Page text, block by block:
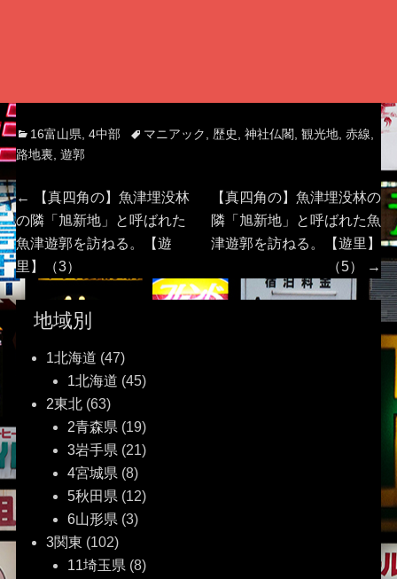
Categories
16富山県 4中部 Tagsマニアック 歴史 神社仏閣 観光地, 赤線
路地裏 遊郭
投
稿
ナ
ビ
ゲ
ー
シ
ョ
ン
←
Previous
post:
【真四角の】魚津埋没林
の隣「旭新地」と呼ばれた
魚津遊郭を訪ねる。【遊
里】（3）
Next
post:
【真四角の】魚津埋没林の
隣「旭新地」と呼ばれた魚
津遊郭を訪ねる。【遊里】
（5）
→
地域別
1北海道 (47)
1北海道 (45)
2東北(63)
2青森県 (19)
3岩手県 (21)
4宮城県 (8)
5秋田県 (12)
6山形県 (3)
3関東 (102)
11埼玉県 (8)